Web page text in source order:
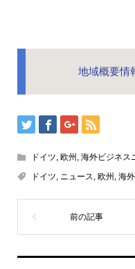
地域概要
ドイツ 欧州 海外ビジネス
ドイツ
ニュース 欧州 海